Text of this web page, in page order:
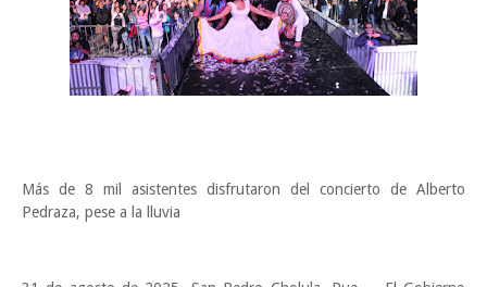
Más de 8 mil asistentes disfrutaron del concierto de Alberto
Pedraza, pese a la lluvia